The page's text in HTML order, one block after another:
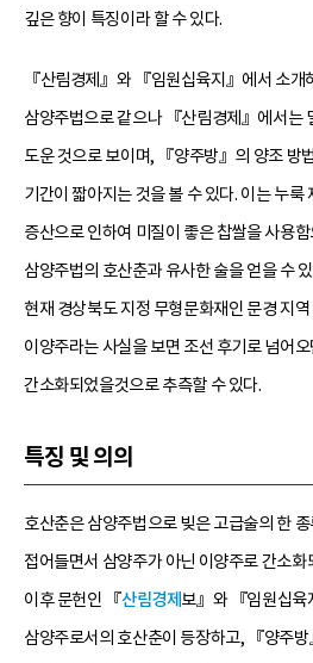
깊은 향이 특징이라 할 수 있다.
『산림경제』와 『임원십육지』에서 소개
삼양주법으로 같으나 『산림경제』에서는
도운 것으로 보이며, 『양주방』의 양조 방
기간이 짧아지는 것을 볼 수 있다. 이는 누
증산으로 인하여 미질이 좋은 찹쌀을 사용
삼양주법의 호산춘과 유사한 술을 얻을 수
현재 경상북도 지정 무형문화재인 문경 지
이양주라는 사실을 보면 조선 후기로 넘어
간소화되었을것으로 추측할 수 있다.
특징 및 의의
호산춘은 삼양주법으로 빚은 고급술의 한
접어들면서 삼양주가 아닌 이양주로 간소화
이후 문헌인 『산림경제 보』와 『임원십육
삼양주로서의 호산춘이 등장하고, 『양주